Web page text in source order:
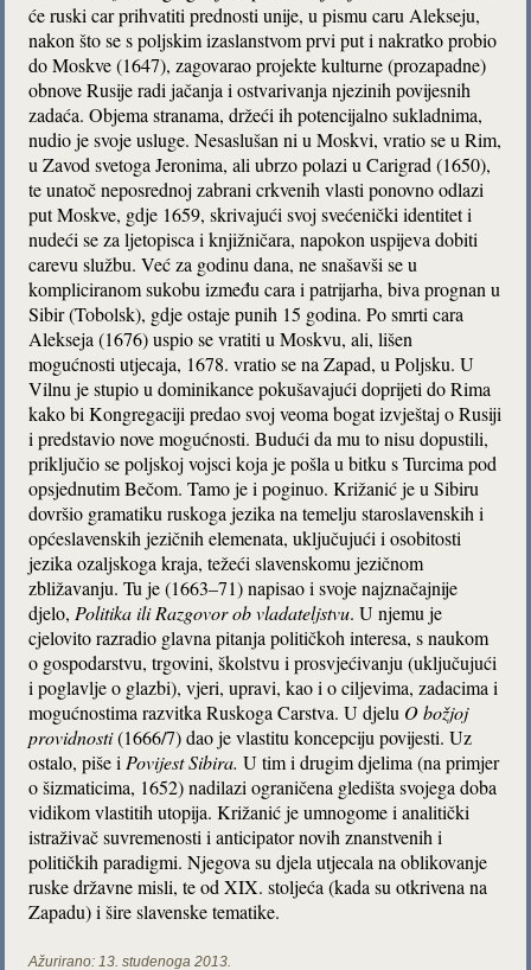
će ruski car prihvatiti prednosti unije, u pismu caru Alekseju,
nakon što se s poljskim izaslanstvom prvi put i nakratko probio
do Moskve (1647), zagovarao projekte kulturne (prozapadne)
obnove Rusije radi jačanja i ostvarivanja njezinih povijesnih
zadaća. Objema stranama, držeći ih potencijalno sukladnima,
nudio je svoje usluge. Nesaslušan ni u Moskvi, vratio se u Rim,
u Zavod svetoga Jeronima, ali ubrzo polazi u Carigrad (1650),
te unatoč neposrednoj zabrani crkvenih vlasti ponovno odlazi
put Moskve, gdje 1659, skrivajući svoj svećenički identitet i
nudeći se za ljetopisca i knjižničara, napokon uspijeva dobiti
carevu službu. Već za godinu dana, ne snašavši se u
kompliciranom sukobu između cara i patrijarha, biva prognan u
Sibir (Tobolsk), gdje ostaje punih 15 godina. Po smrti cara
Alekseja (1676) uspio se vratiti u Moskvu, ali, lišen
mogućnosti utjecaja, 1678. vratio se na Zapad, u Poljsku. U
Vilnu je stupio u dominikance pokušavajući doprijeti do Rima
kako bi Kongregaciji predao svoj veoma bogat izvještaj o Rusiji
i predstavio nove mogućnosti. Budući da mu to nisu dopustili,
priključio se poljskoj vojsci koja je pošla u bitku s Turcima pod
opsjednutim Bečom. Tamo je i poginuo. Križanić je u Sibiru
dovršio gramatiku ruskoga jezika na temelju staroslavenskih i
općeslavenskih jezičnih elemenata, uključujući i osobitosti
jezika ozaljskoga kraja, težeći slavenskomu jezičnom
zbližavanju. Tu je (1663–71) napisao i svoje najznačajnije
djelo, Politika ili Razgovor ob vladateljstvu. U njemu je
cjelovito razradio glavna pitanja političkoh interesa, s naukom
o gospodarstvu, trgovini, školstvu i prosvjećivanju (uključujući
i poglavlje o glazbi), vjeri, upravi, kao i o ciljevima, zadacima i
mogućnostima razvitka Ruskoga Carstva. U djelu O božjoj
providnosti(1666/7) dao je vlastitu koncepciju povijesti. Uz
ostalo, piše i Povijest Sibira. U tim i drugim djelima (na primjer
o šizmaticima, 1652) nadilazi ograničena gledišta svojega doba
vidikom vlastitih utopija. Križanić je umnogome i analitički
istraživač suvremenosti i anticipator novih znanstvenih i
političkih paradigmi. Njegova su djela utjecala na oblikovanje
ruske državne misli, te od XIX. stoljeća (kada su otkrivena na
Zapadu) i šire slavenske tematike.
Ažurirano: 13. studenoga 2013.